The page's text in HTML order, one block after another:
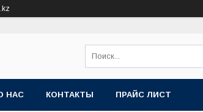
НАС КОНТАКТЫ ПРАЙС ЛИСТ